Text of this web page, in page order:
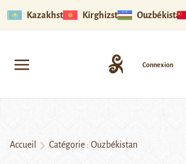
Kazakhstan Kirghizstan Ouzbékistan
Connexion
Accueil Catégorie : Ouzbékistan